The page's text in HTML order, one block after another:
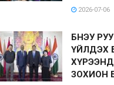
2026-07-06
БНЭУ
ҮЙЛДЭХ
ЗОХИОН